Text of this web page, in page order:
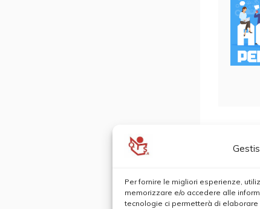
Per fornire le migliori esperienze,
memorizzare e/o accedere alle
tecnologie ci permetterà di